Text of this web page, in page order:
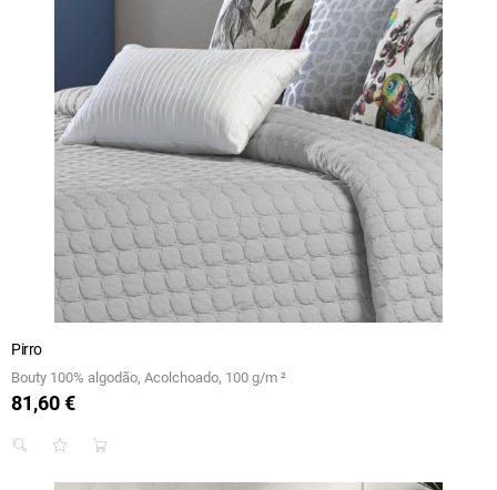
Pirro
Bouty 100% algodão, Acolchoado, 100 g/m ²
Preço
81,60 €